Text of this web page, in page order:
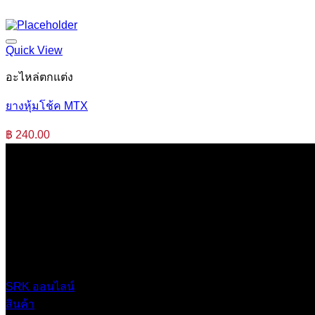
Quick View
อะไหล่ตกแต่ง
ยางหุ้มโช้ค MTX
฿ 240.00
SRK ออนไลน์
สินค้า